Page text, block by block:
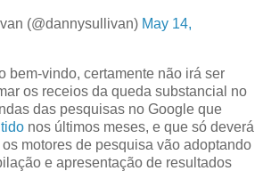
(@dannysullivan) May 14,
bem-vindo, certamente não irá ser
os receios da queda substancial no
das pesquisas no Google que
nos últimos meses, e que só deverá
motores de pesquisa vão adoptando
e apresentação de resultados